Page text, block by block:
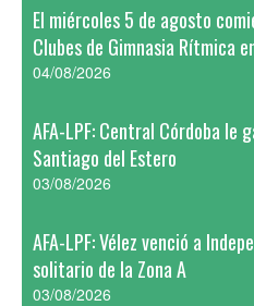
El miércoles 5 de agosto
Clubes de Gimnasia Rítmica
04/08/2026
AFA-LPF: Central Córdoba le
Santiago del Estero
03/08/2026
AFA-LPF: Vélez venció a
solitario de la Zona A
03/08/2026